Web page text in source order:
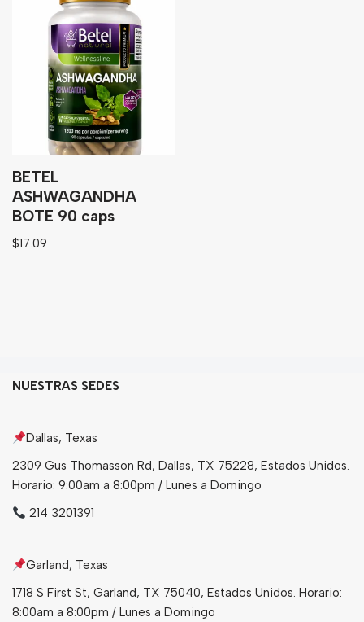
Básicos de Cocina
Granos
Harinas
Edulcorante
Enlatados
Sopas
Atoles
Golosinas
Bebidas
Tés
BETEL
ASHWAGANDHA
BOTE 90 caps
$17.09
NUESTRAS SEDES
Dallas, Texas
2309 Gus Thomasson Rd, Dallas, TX 75228, Estados Unidos.
Horario: 9:00am a 8:00pm / Lunes a Domingo
214 3201391
Garland, Texas
1718 S First St, Garland, TX 75040, Estados Unidos. Horario:
8:00am a 8:00pm / Lunes a Domingo